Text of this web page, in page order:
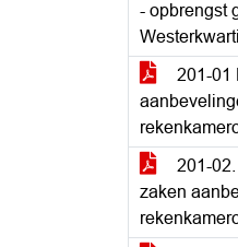
- opbrengst
201-01
201-
zaken